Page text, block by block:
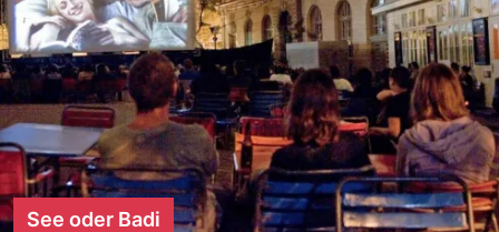
See oder Badi